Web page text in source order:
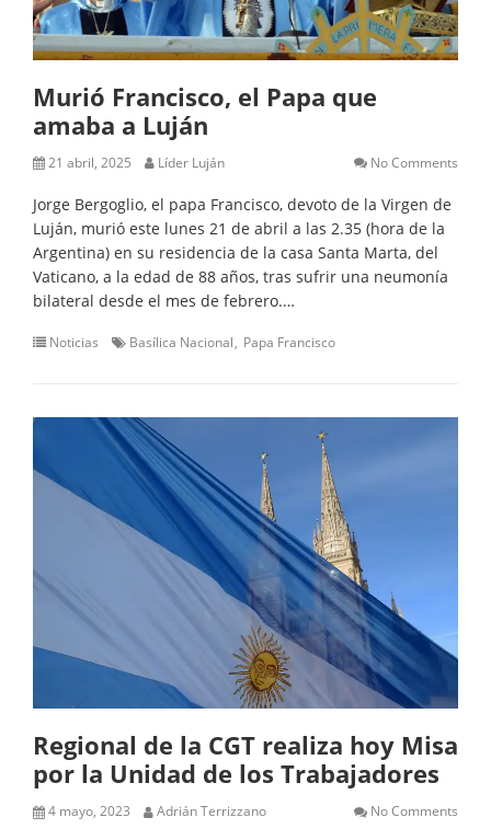
Murió Francisco, el Papa que
amaba a Luján
21 abril, 2025 Líder Luján No Comments
Jorge Bergoglio, el papa Francisco, devoto de la Virgen de
Luján, murió este lunes 21 de abril a las 2.35 (hora de la
Argentina) en su residencia de la casa Santa Marta, del
Vaticano, a la edad de 88 años, tras sufrir una neumonía
bilateral desde el mes de febrero.…
Noticias Basílica Nacional Papa Francisco
Regional de la CGT realiza hoy Misa
por la Unidad de los Trabajadores
4 mayo, 2023 Adrián Terrizzano No Comments